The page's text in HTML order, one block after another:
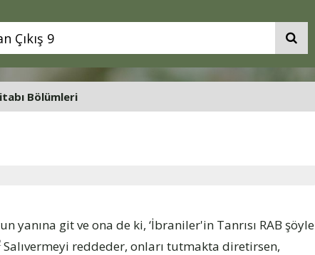
Bölümleri
yanına git ve ona de ki, ‘İbraniler'in Tanrısı RAB şöyle
Salıvermeyi reddeder, onları tutmakta diretirsen,